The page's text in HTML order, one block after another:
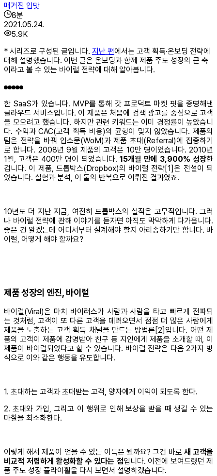
매거진 입맛
8분
2021.05.24.
5.9K
* 시리즈로 구성된 글입니다. 지난 편에서는 고객 획득·온보딩 전략에
대해 설명했습니다. 이번 글은 온보딩과 함께 제품 주도 성장의 큰 축
이라고 볼 수 있는 바이럴 전략에 대해 알아봅니다.
한 SaaS가 있습니다. MVP를 통해 갓 프로덕트 마켓 핏을 증명해낸
클라우드 서비스입니다. 이 제품은 처음에 검색 광고를 중심으로 고객
을 모으려고 했습니다. 하지만 관련 키워드는 이미 경쟁률이 높았습니
다. 수익과 CAC(고객 획득 비용)의 균형이 맞지 않았습니다. 제품의
팀은 전략을 바꿔 입소문(WoM)과 제품 초대(Referral)에 집중하기
로 합니다. 2008년 9월 제품의 고객은 10만 명이었습니다. 2010년
1월, 고객은 400만 명이 되었습니다. 15개월 만에 3,900% 성장한
겁니다. 이 제품, 드롭박스(Dropbox)의 바이럴 전략[1]은 전설이 되
었습니다. 실험과 분석, 이 둘의 반복으로 이뤄진 결과였죠.
10년도 더 지난 지금, 여전히 드롭박스의 실적은 고무적입니다. 그러
나 바이럴 전략에 관해 이야기를 듣자면 아직도 막막하게 다가옵니다.
좋은 건 알겠는데 어디서부터 설계해야 할지 아리송하기만 합니다. 바
이럴, 어떻게 해야 할까요?
제품 성장의 엔진, 바이럴
바이럴(Viral)은 마치 바이러스가 사람과 사람을 타고 빠르게 전파되
는 것처럼, 고객이 또 다른 고객을 데려오면서 점점 더 많은 사람에게
제품을 노출하는 고객 획득 채널을 만드는 방법론[2]입니다. 어떤 제
품의 고객이 제품에 감명받아 친구 등 지인에게 제품을 소개할 때, 이
제품이 바이럴되었다고 할 수 있습니다. 바이럴 전략은 다음 2가지 방
식으로 이와 같은 행동을 유도합니다.
1. 초대하는 고객과 초대받는 고객, 양자에게 이익이 되도록 한다.
2. 초대와 가입, 그리고 이 행위로 인해 보상을 받을 때 생길 수 있는
마찰을 최소화한다.
이렇게 해서 제품이 얻을 수 있는 이득은 뭘까요? 그건 바로 새 고객을
비교적 저렴하게 활성화할 수 있다는 점입니다. 이전에 보여드렸던 제
품 주도 성장 플라이휠을 다시 보면서 설명하겠습니다.